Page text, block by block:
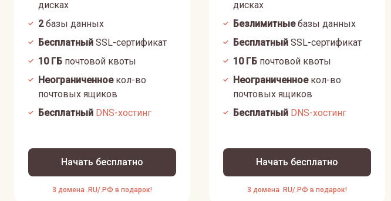
дисках
2базы данных
Бесплатный SSL-сертификат
10ГБ почтовой квоты
Неограниченноекол-во
почтовых ящиков
Бесплатный DNS-хостинг
Начать бесплатно
3 домена .RU/.РФ в подарок!
дисках
Безлимитныебазы данных
Бесплатный SSL-сертификат
10ГБ почтовой квоты
Неограниченноекол-во
почтовых ящиков
Бесплатный DNS-хостинг
Начать бесплатно
3 домена .RU/.РФ в подарок!